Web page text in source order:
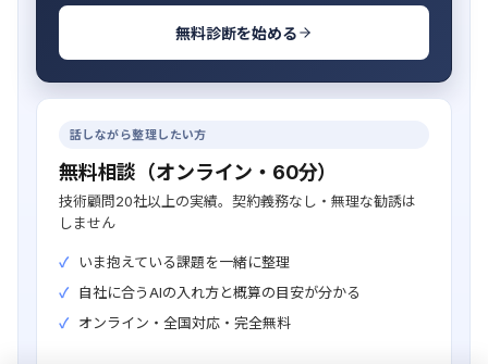
無料診断を始める
話しながら整理したい方
無料相談（オンライン・60分）
技術顧問20社以上の実績。契約義務なし・無理な勧誘は
しません
いま抱えている課題を一緒に整理
自社に合うAIの入れ方と概算の目安が分かる
オンライン・全国対応・完全無料